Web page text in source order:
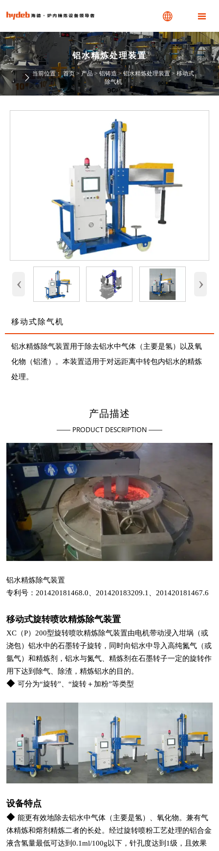
 
铝水精炼处理装置

当前位置：首页 > 产品> 铝铸造>铝水精炼处理装置> 移动式
除气机
‹ ›
移动式除气机
铝水精炼除气装置用于除去铝水中气体（主要是氢）以及氧
化物（铝渣）。本装置适用于对远距离中转包内铝水的精炼
处理。
产品描述
—— PRODUCT DESCRIPTION ——
铝水精炼除气装置
专利号：201420181468.0、201420183209.1、201420181467.6
移动式旋转喷吹精炼除气装置
XC（P）200型旋转喷吹精炼除气装置由电机带动浸入坩埚（或
浇包）铝水中的石墨转子旋转，同时向铝水中导入高纯氮气（或
氩气）和精炼剂，铝水与氮气、精炼剂在石墨转子一定的旋转作
用下达到除气、除渣，精炼铝水的目的。
◆可分为“旋转”、“旋转＋加粉”等类型
设备特点
◆能更有效地除去铝水中气体（主要是氢）、氧化物。兼有气
体精炼和熔剂精炼二者的长处。经过旋转喷粉工艺处理的铝合金
液含氢量最低可达到0.1ml/100g以下，针孔度达到1级，且效果